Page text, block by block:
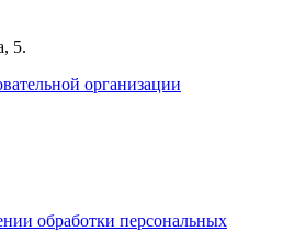
5.
организации
обработки персональных